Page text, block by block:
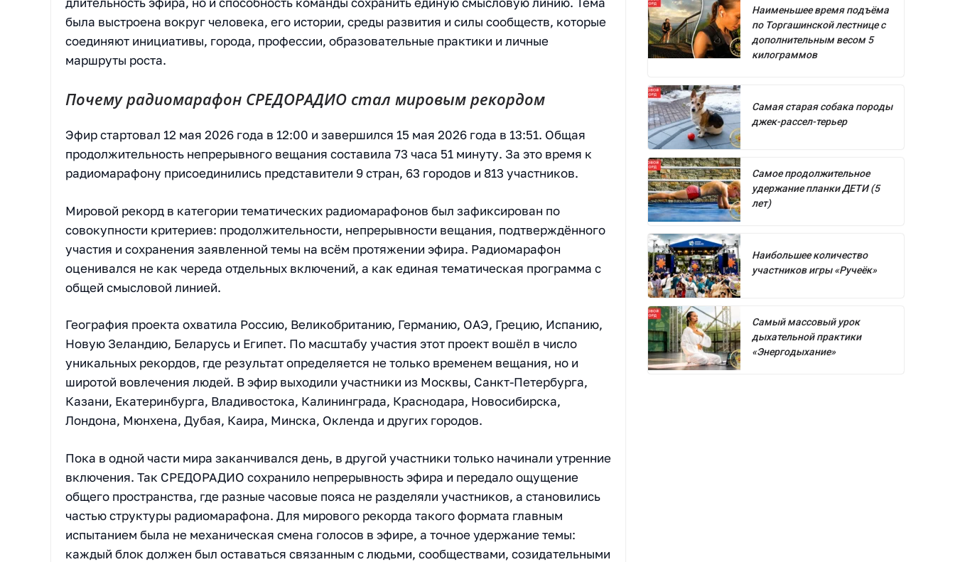
была выстроена вокруг человека, его истории, среды развития и силы сообществ, которые
соединяют инициативы, города, профессии, образовательные практики и личные
маршруты роста.
Почему радиомарафон СРЕДОРАДИО стал мировым рекордом
Эфир стартовал 12 мая 2026 года в 12:00 и завершился 15 мая 2026 года в 13:51. Общая
продолжительность непрерывного вещания составила 73 часа 51 минуту. За это время к
радиомарафону присоединились представители 9 стран, 63 городов и 813 участников.
Мировой рекорд в категории тематических радиомарафонов был зафиксирован по
совокупности критериев: продолжительности, непрерывности вещания, подтверждённого
участия и сохранения заявленной темы на всём протяжении эфира. Радиомарафон
оценивался не как череда отдельных включений, а как единая тематическая программа с
общей смысловой линией.
География проекта охватила Россию, Великобританию, Германию, ОАЭ, Грецию, Испанию,
Новую Зеландию, Беларусь и Египет. По масштабу участия этот проект вошёл в число
уникальных рекордов, где результат определяется не только временем вещания, но и
широтой вовлечения людей. В эфир выходили участники из Москвы, Санкт-Петербурга,
Казани, Екатеринбурга, Владивостока, Калининграда, Краснодара, Новосибирска,
Лондона, Мюнхена, Дубая, Каира, Минска, Окленда и других городов.
Пока в одной части мира заканчивался день, в другой участники только начинали утренние
включения. Так СРЕДОРАДИО сохранило непрерывность эфира и передало ощущение
общего пространства, где разные часовые пояса не разделяли участников, а становились
частью структуры радиомарафона. Для мирового рекорда такого формата главным
испытанием была не механическая смена голосов в эфире, а точное удержание темы:
каждый блок должен был оставаться связанным с людьми, сообществами, созидательными
Наименьшее время подъёма
по Торгашинской лестнице с
дополнительным весом 5
килограммов
Самая старая собака породы
джек-рассел-терьер
Самое продолжительное
удержание планки ДЕТИ (5
лет)
Наибольшее количество
участников игры «Ручеёк»
Самый массовый урок
дыхательной практики
«Энергодыхание»